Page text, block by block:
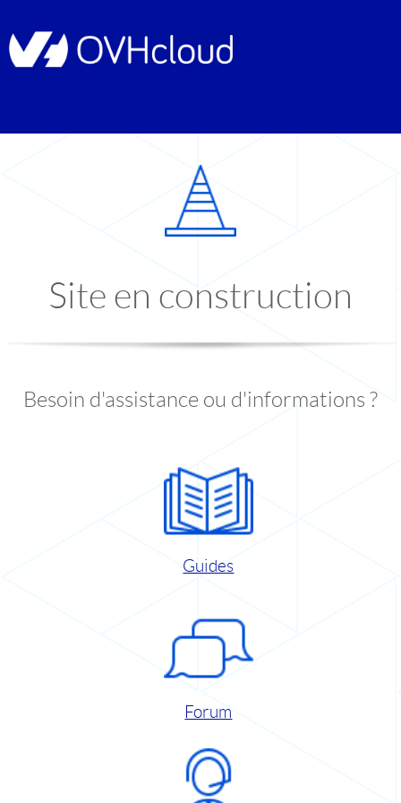
Site en construction
Besoin d'assistance ou d'informations ?
Guides
Forum